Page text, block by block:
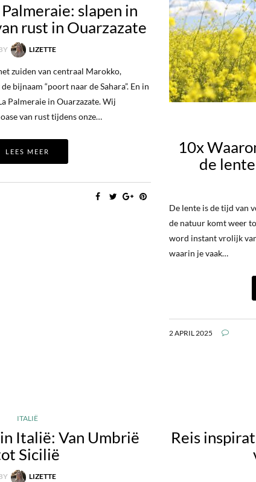
slapen in
rust in Ouarzazate
LIZETTE
zuiden van centraal Marokko,
bijnaam “poort naar de Sahara”. En in
Palmeraie in Ouarzazate. Wij
van rust tijdens onze…
LEES MEER
10x
de
De lente is de tijd van
de natuur komt weer
word instant vrolijk
waarin je vaak…
2 APRIL 2025
ITALIË
Italië: Van Umbrië
Sicilië
LIZETTE
Reis